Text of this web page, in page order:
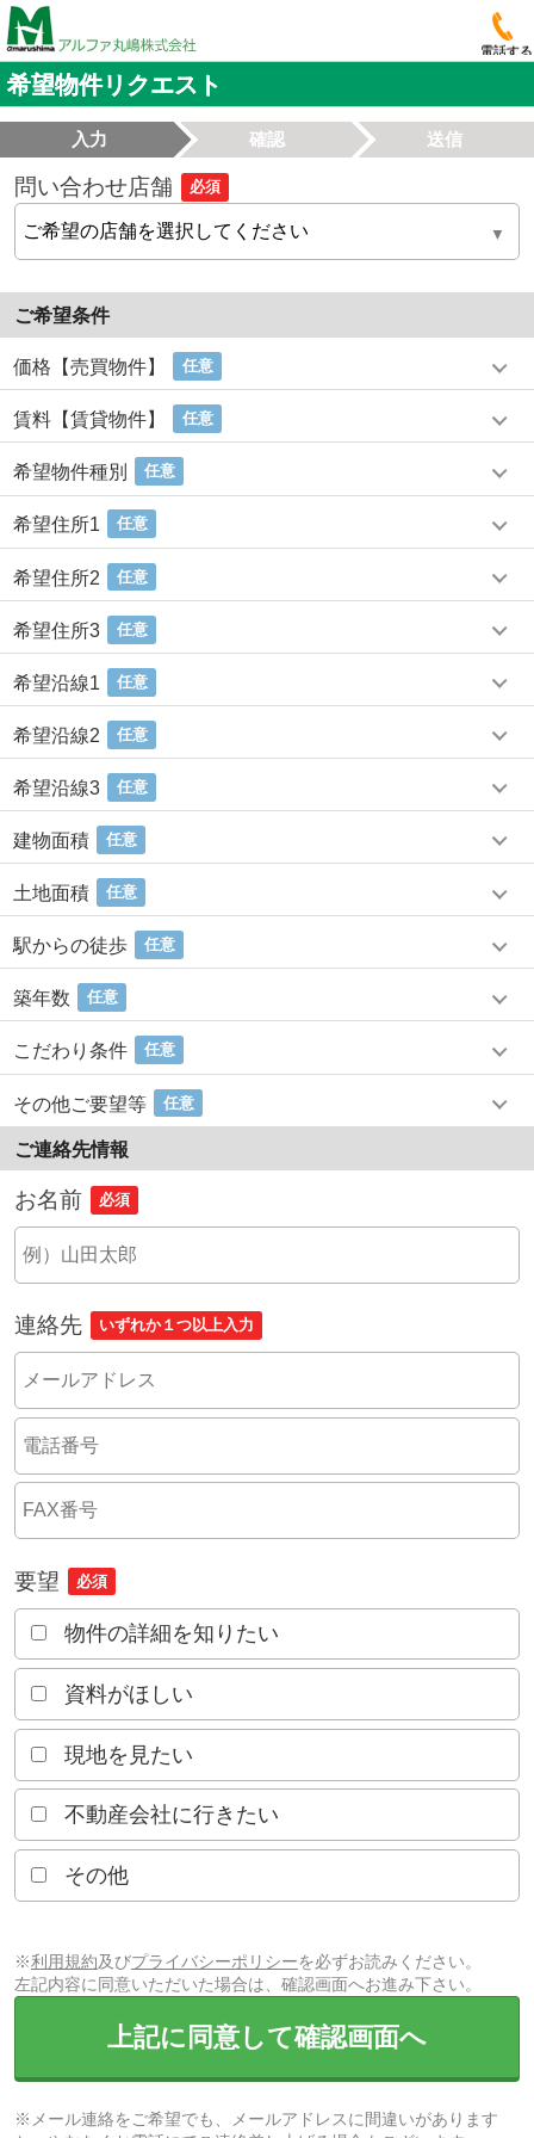
電話する
希望物件リクエスト
入力 確認 送信
問い合わせ店舗 必須
ご希望条件
価格【売買物件】 任意
賃料【賃貸物件】 任意
希望物件種別 任意
希望住所1 任意
希望住所2 任意
希望住所3 任意
希望沿線1 任意
希望沿線2 任意
希望沿線3 任意
建物面積 任意
土地面積 任意
駅からの徒歩 任意
築年数 任意
こだわり条件 任意
その他ご要望等 任意
ご連絡先情報
お名前 必須
連絡先 いずれか１つ以上入力
要望 必須
物件の詳細を知りたい
資料がほしい
現地を見たい
不動産会社に行きたい
その他
※利用規約及びプライバシーポリシーを必ずお読みください。
左記内容に同意いただいた場合は、確認画面へお進み下さい。
上記に同意して確認画面へ
※メール連絡をご希望でも、メールアドレスに間違いがあります